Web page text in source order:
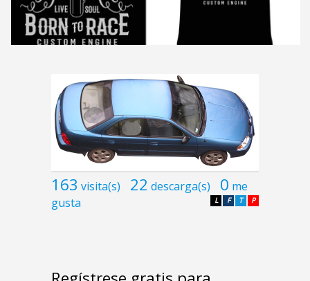
163 visita(s) 22 descarga(s) 0 me
gusta
P
T
F
L